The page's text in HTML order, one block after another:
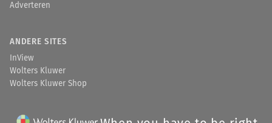
Adverteren
ANDERE SITES
InView
Wolters Kluwer
Wolters Kluwer Shop